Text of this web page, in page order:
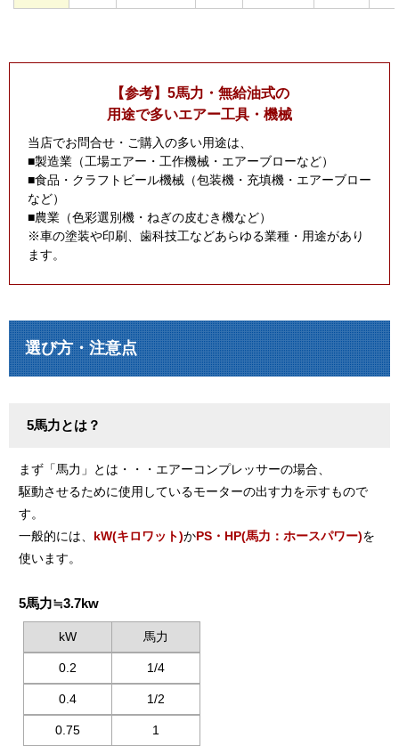
【参考】5馬力・無給油式の
用途で多いエアー工具・機械
当店でお問合せ・ご購入の多い用途は、
■製造業（工場エアー・工作機械・エアーブローなど）
■食品・クラフトビール機械（包装機・充填機・エアーブロー
など）
■農業（色彩選別機・ねぎの皮むき機など）
※車の塗装や印刷、歯科技工などあらゆる業種・用途があり
ます。
選び方・注意点
5馬力とは？
まず「馬力」とは・・・エアーコンプレッサーの場合、
駆動させるために使用しているモーターの出す力を示すもので
す。
一般的には、 kW(キロワット)かPS・HP(馬力：ホースパワー)を
使います。
5馬力≒3.7kw
kW
0.2
0.4
0.75
馬力
1/4
1/2
1